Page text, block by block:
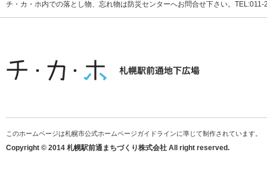
チ・カ・ホ内での落とし物、忘れ物は防災センターへお問合せ下さい。
このホームページは札幌市公式ホームページガイドラインに準じて制作されています。
Copyright © 2014 札幌駅前通まちづくり株式会社 All right reserved.